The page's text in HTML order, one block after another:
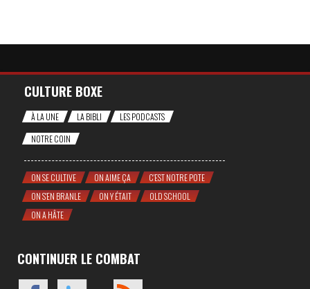
CULTURE BOXE
À LA UNE LA BIBLI
LES PODCASTS
NOTRE COIN
ON SE CULTIVE ON AIME ÇA
C'EST NOTRE POTE
ON S'EN BRANLE
ON Y ÉTAIT
OLD SCHOOL
ON A HÂTE
CONTINUER LE COMBAT